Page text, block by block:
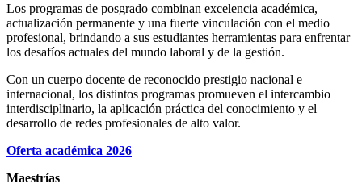
Los programas de posgrado combinan excelencia académica,
actualización permanente y una fuerte vinculación con el medio
profesional, brindando a sus estudiantes herramientas para enfrentar
los desafíos actuales del mundo laboral y de la gestión.
Con un cuerpo docente de reconocido prestigio nacional e
internacional, los distintos programas promueven el intercambio
interdisciplinario, la aplicación práctica del conocimiento y el
desarrollo de redes profesionales de alto valor.
Oferta académica 2026
Maestrías